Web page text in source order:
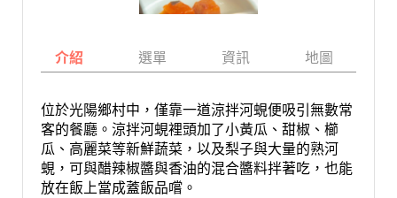
介紹 選單 資訊 地圖
位於光陽鄉村中，僅靠一道涼拌河蜆便吸引無數常
客的餐廳。涼拌河蜆裡頭加了小黃瓜、甜椒、櫛
瓜、高麗菜等新鮮蔬菜，以及梨子與大量的熟河
蜆，可與醋辣椒醬與香油的混合醬料拌著吃，也能
放在飯上當成蓋飯品嚐。